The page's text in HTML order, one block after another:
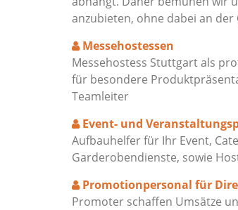
anzubieten, ohne dabei an
Messehostessen
Messehostess Stuttgart als
für besondere
Teamleiter
Event- und
Aufbauhelfer für Ihr Event,
Garderobendienste, sowie
Promotionpersonal für
Promoter schaffen Umsätze